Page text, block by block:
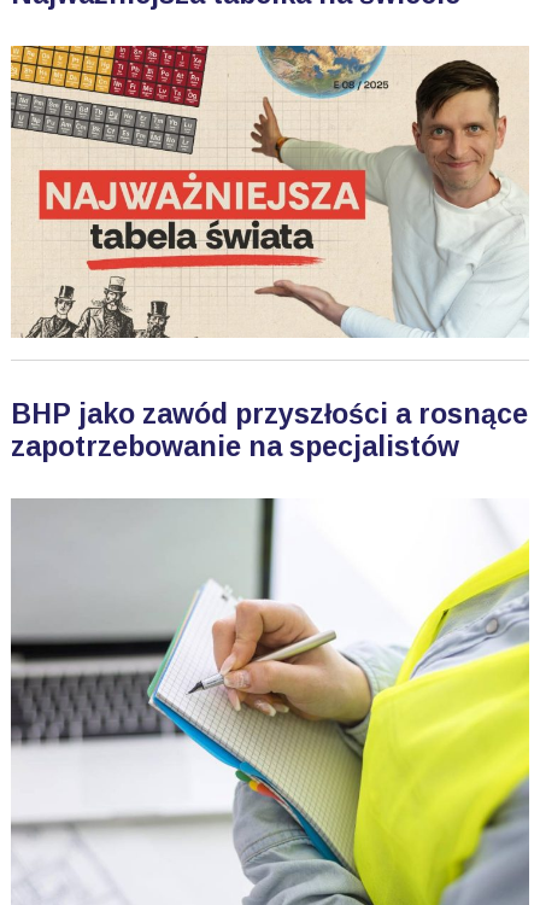
BHP jako zawód przyszłości a rosnące
zapotrzebowanie na specjalistów